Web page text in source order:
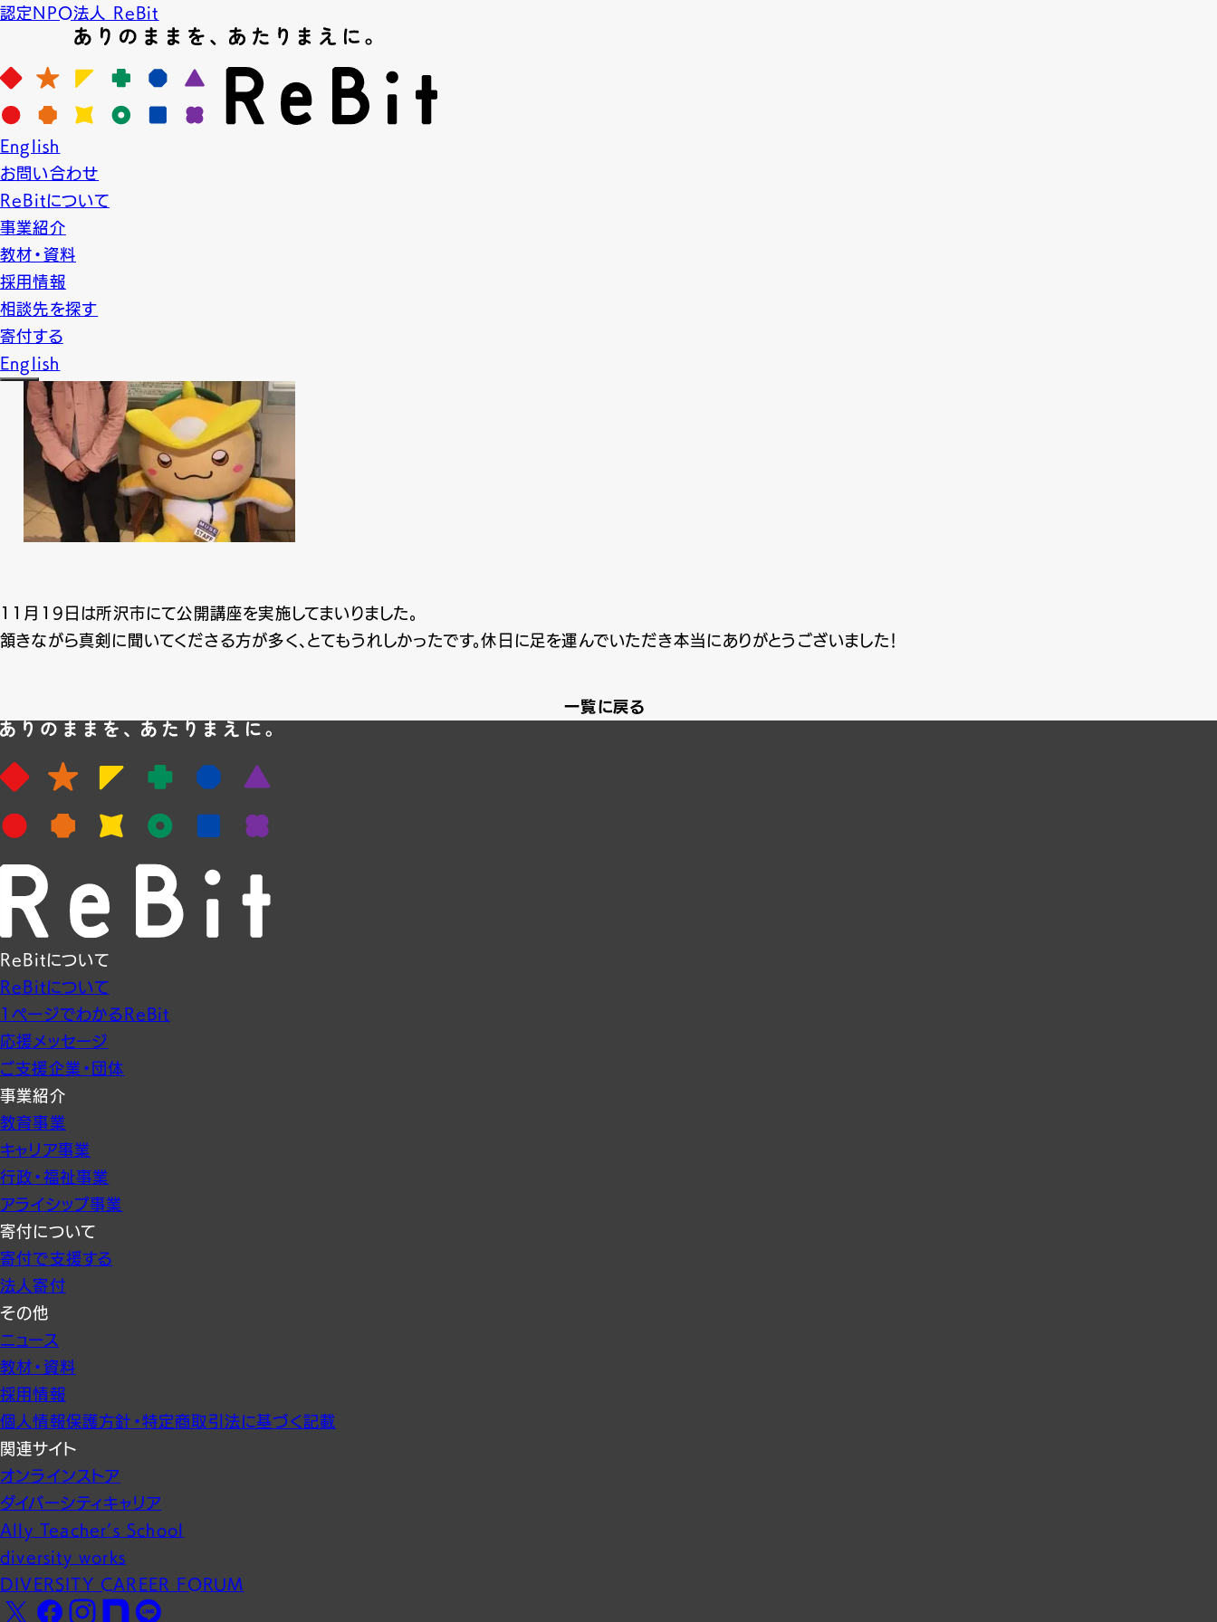
認定NPO法人 ReBit
English
お問い合わせ
ReBitについて
事業紹介
教材・資料
採用情報
相談先を探す
寄付する
English
News
ニュース
2017.11.19
【研修】所沢市公開講座
11月19日は所沢市にて公開講座を実施してまいりました。
頷きながら真剣に聞いてくださる方が多く、とてもうれしかったです。休日に足を運んでいただき本当にありがとうございました！
一覧に戻る
ReBitについて
ReBitについて
1ページでわかるReBit
応援メッセージ
ご支援企業・団体
事業紹介
教育事業
キャリア事業
行政・福祉事業
アライシップ事業
寄付について
寄付で支援する
法人寄付
その他
ニュース
教材・資料
採用情報
個人情報保護方針・特定商取引法に基づく記載
関連サイト
オンラインストア
ダイバーシティキャリア
Ally Teacher’s School
diversity works
DIVERSITY CAREER FORUM
X
Facebook
Instagram
noteLINE